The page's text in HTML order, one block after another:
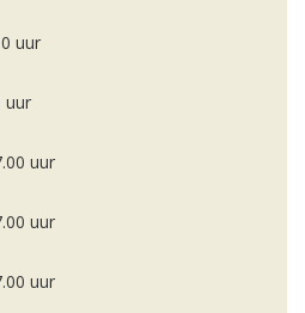
uur
uur
uur
uur
uur